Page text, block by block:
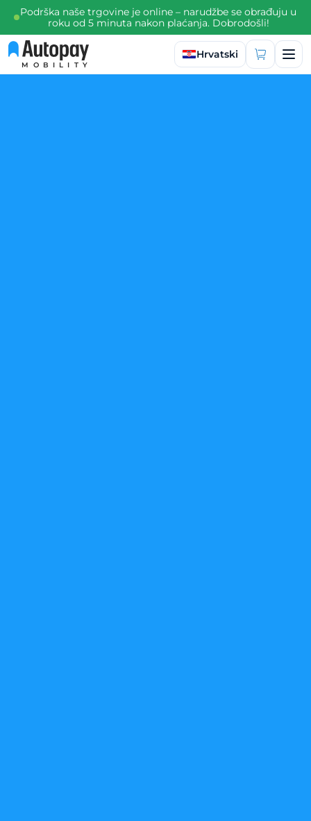
Podrška naše trgovine je online – narudžbe se obrađuju u
roku od 5 minuta nakon plaćanja. Dobrodošli!
MOBILITY
Odaberite jezik
Hrvatski